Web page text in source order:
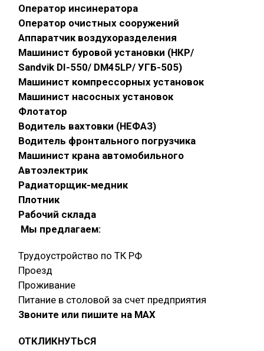
Оператор инсинератора
Оператор очистных сооружений
Аппаратчик воздухоразделения
Машинист буровой установки (НКР/
Sandvik DI-550/ DM45LP/ УГБ-505)
Машинист компрессорных установок
Машинист насосных установок
Флотатор
Водитель вахтовки (НЕФАЗ)
Водитель фронтального погрузчика
Машинист крана автомобильного
Автоэлектрик
Радиаторщик-медник
Плотник
Рабочий склада
Мы предлагаем:
Трудоустройство по ТК РФ
Проезд
Проживание
Питание в столовой за счет предприятия
Звоните или пишите на МАХ
ОТКЛИКНУТЬСЯ